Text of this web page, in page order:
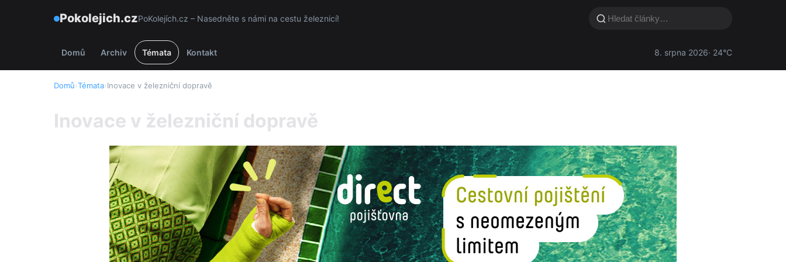
Pokolejich.czPoKolejích.cz – Nasedněte s námi na cestu železnicí!
Domů Archiv Témata Kontakt 8. srpna 2026· 24°C
Domů›Témata›Inovace v železniční dopravě
Inovace v železniční dopravě